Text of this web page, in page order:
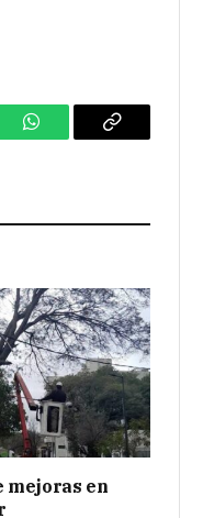
WhatsAppCopy
mejoras en